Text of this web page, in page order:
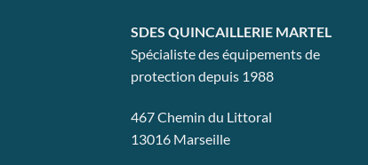
SDES QUINCAILLERIE MARTEL
Spécialiste des équipements de
protection depuis 1988
467 Chemin du Littoral
13016 Marseille